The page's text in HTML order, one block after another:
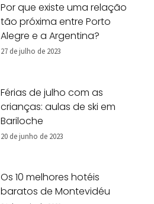
Por que existe uma relação
tão próxima entre Porto
Alegre e a Argentina?
27 de julho de 2023
Férias de julho com as
crianças: aulas de ski em
Bariloche
20 de junho de 2023
Os 10 melhores hotéis
baratos de Montevidéu